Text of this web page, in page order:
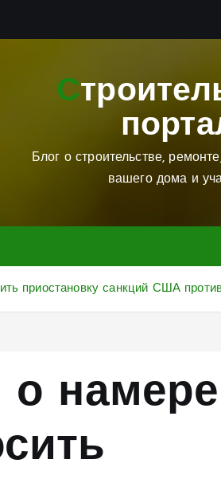
Строительный
Блог о строительстве,
вашего дома и
приостановку санкций США
о